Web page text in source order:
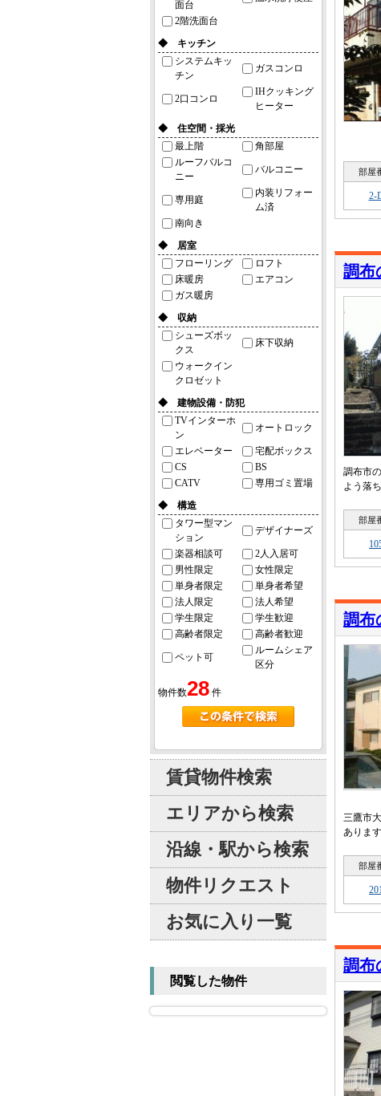
部屋
2-
調布
調布市
よう落
部屋
調布
三鷹市
ありま
部屋
調布
面台
2階洗面台
◆ キッチン
システムキッ
チン
ガスコンロ
2口コンロ
IHクッキング
ヒーター
◆ 住空間・採光
最上階
角部屋
ルーフバルコ
ニー
バルコニー
専用庭
内装リフォー
ム済
南向き
◆ 居室
フローリング
ロフト
床暖房
エアコン
ガス暖房
◆ 収納
シューズボッ
クス
床下収納
ウォークイン
クロゼット
◆ 建物設備・防犯
TVインターホ
ン
オートロック
エレベーター
宅配ボックス
CS
BS
CATV
専用ゴミ置場
◆ 構造
タワー型マン
ション
デザイナーズ
楽器相談可
2人入居可
男性限定
女性限定
単身者限定
単身者希望
法人限定
法人希望
学生限定
学生歓迎
高齢者限定
高齢者歓迎
ペット可
ルームシェア
区分
物件数28 件
賃貸物件検索
エリアから検索
沿線・駅から検索
物件リクエスト
お気に入り一覧
閲覧した物件